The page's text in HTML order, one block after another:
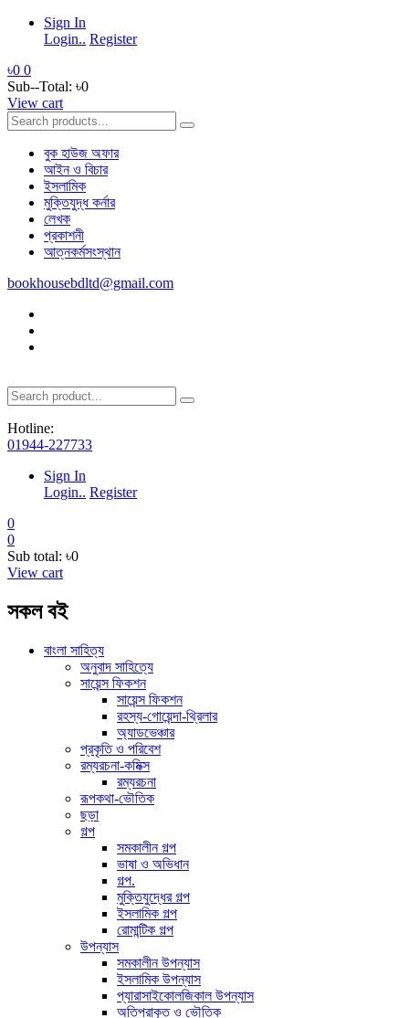
Sign In
Login.. Register
৳0 0
Sub--Total: ৳0
View cart
বুক হাউজ অফার
আইন ও বিচার
ইসলামিক
মুক্তিযুদ্ধ কর্নার
লেখক
প্রকাশনী
আত্নকর্মসংস্থান
bookhousebdltd@gmail.com
Hotline:
01944-227733
Sign In
Login.. Register
0
0
Sub total: ৳0
View cart
সকল বই
বাংলা সাহিত্য
অনুবাদ সাহিত্যে
সায়েন্স ফিকশন
সায়েন্স ফিকশন
রহস্য-গোয়েন্দা-থ্রিলার
অ্যাডভেঞ্চার
প্রকৃতি ও পরিবেশ
রম্যরচনা-কমিক্স
রম্যরচনা
রূপকথা-ভৌতিক
ছড়া
গল্প
সমকালীন গল্প
ভাষা ও অভিধান
গল্প.
মুক্তিযুদ্ধের গল্প
ইসলামিক গল্প
রোমান্টিক গল্প
উপন্যাস
সমকালীন উপন্যাস
ইসলামিক উপন্যাস
প্যারাসাইকোলজিকাল উপন্যাস
অতিপ্রাকৃত ও ভৌতিক